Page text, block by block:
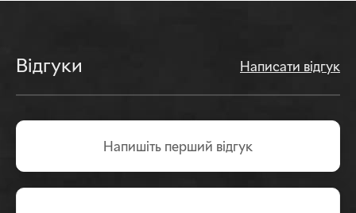
Відгуки Написати відгук
Напишіть перший вiдгук